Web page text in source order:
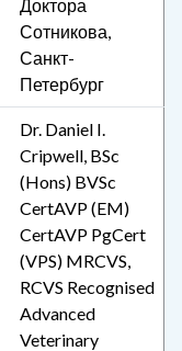
Доктора
Сотникова,
Санкт-
Петербург
Dr. Daniel I.
Cripwell, BSc
(Hons) BVSc
CertAVP (EM)
CertAVP PgCert
(VPS) MRCVS,
RCVS Recognised
Advanced
Veterinary